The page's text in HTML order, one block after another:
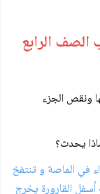
الرابع
ونقص الجزء
يحدث؟
في الماصة و تنتفخ
أسفل القارورة يخرج